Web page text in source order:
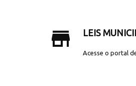
store_mall_directory LEIS
Acesse o portal